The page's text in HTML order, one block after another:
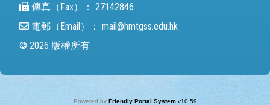
傳真（Fax）： 27142846
電郵（Email）： mail@hmtgss.edu.hk
© 2026 版權所有
Powered by Friendly Portal System v10.59